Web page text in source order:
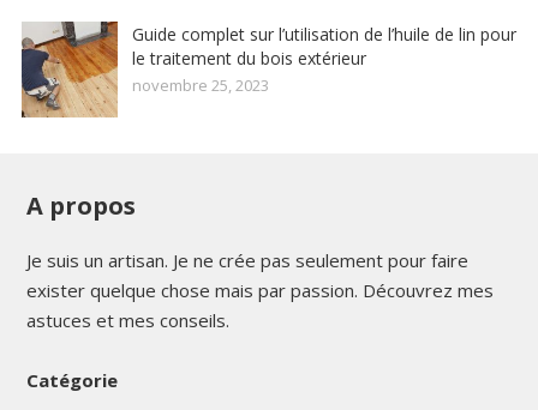
Guide complet sur l’utilisation de l’huile de lin pour
le traitement du bois extérieur
novembre 25, 2023
A propos
Je suis un artisan. Je ne crée pas seulement pour faire
exister quelque chose mais par passion. Découvrez mes
astuces et mes conseils.
Catégorie